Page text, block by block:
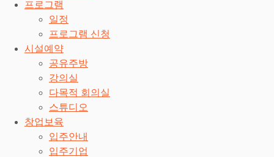
프로그램
일정
프로그램 신청
시설예약
공유주방
강의실
다목적 회의실
스튜디오
창업보육
입주안내
입주기업